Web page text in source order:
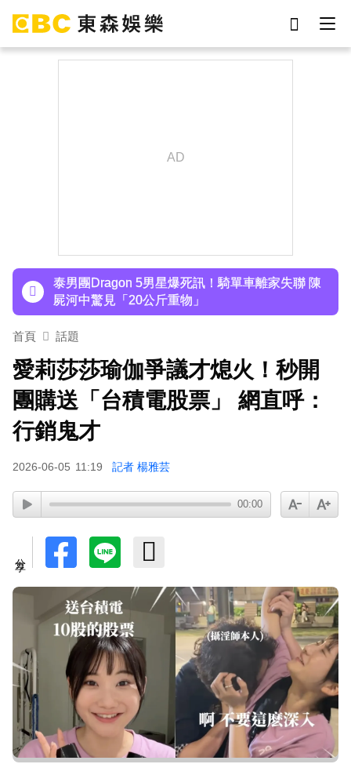
代役
泰男團Dragon 5男星爆死訊！騎單車離家失聯 陳
屍河中驚見「20公斤重物」
女星告別9年演藝圈！轉行當計程車司機 曝收入：
蔡阿嘎陷爭議！蘿拉神隱19個月首發文 遭酸「詐
騙集團回歸」回應了
肥大叔猝逝5天！原訂明直播說明突喊卡 團隊忍痛
曝原因
SEVENTEEN勝寬、Dino同天入伍！玟奎9月服替
代役
首頁 話題
愛莉莎莎瑜伽爭議才熄火！秒開
團購送「台積電股票」 網直呼：
行銷鬼才
2026-06-05 11:19 記者 楊雅芸
00:00